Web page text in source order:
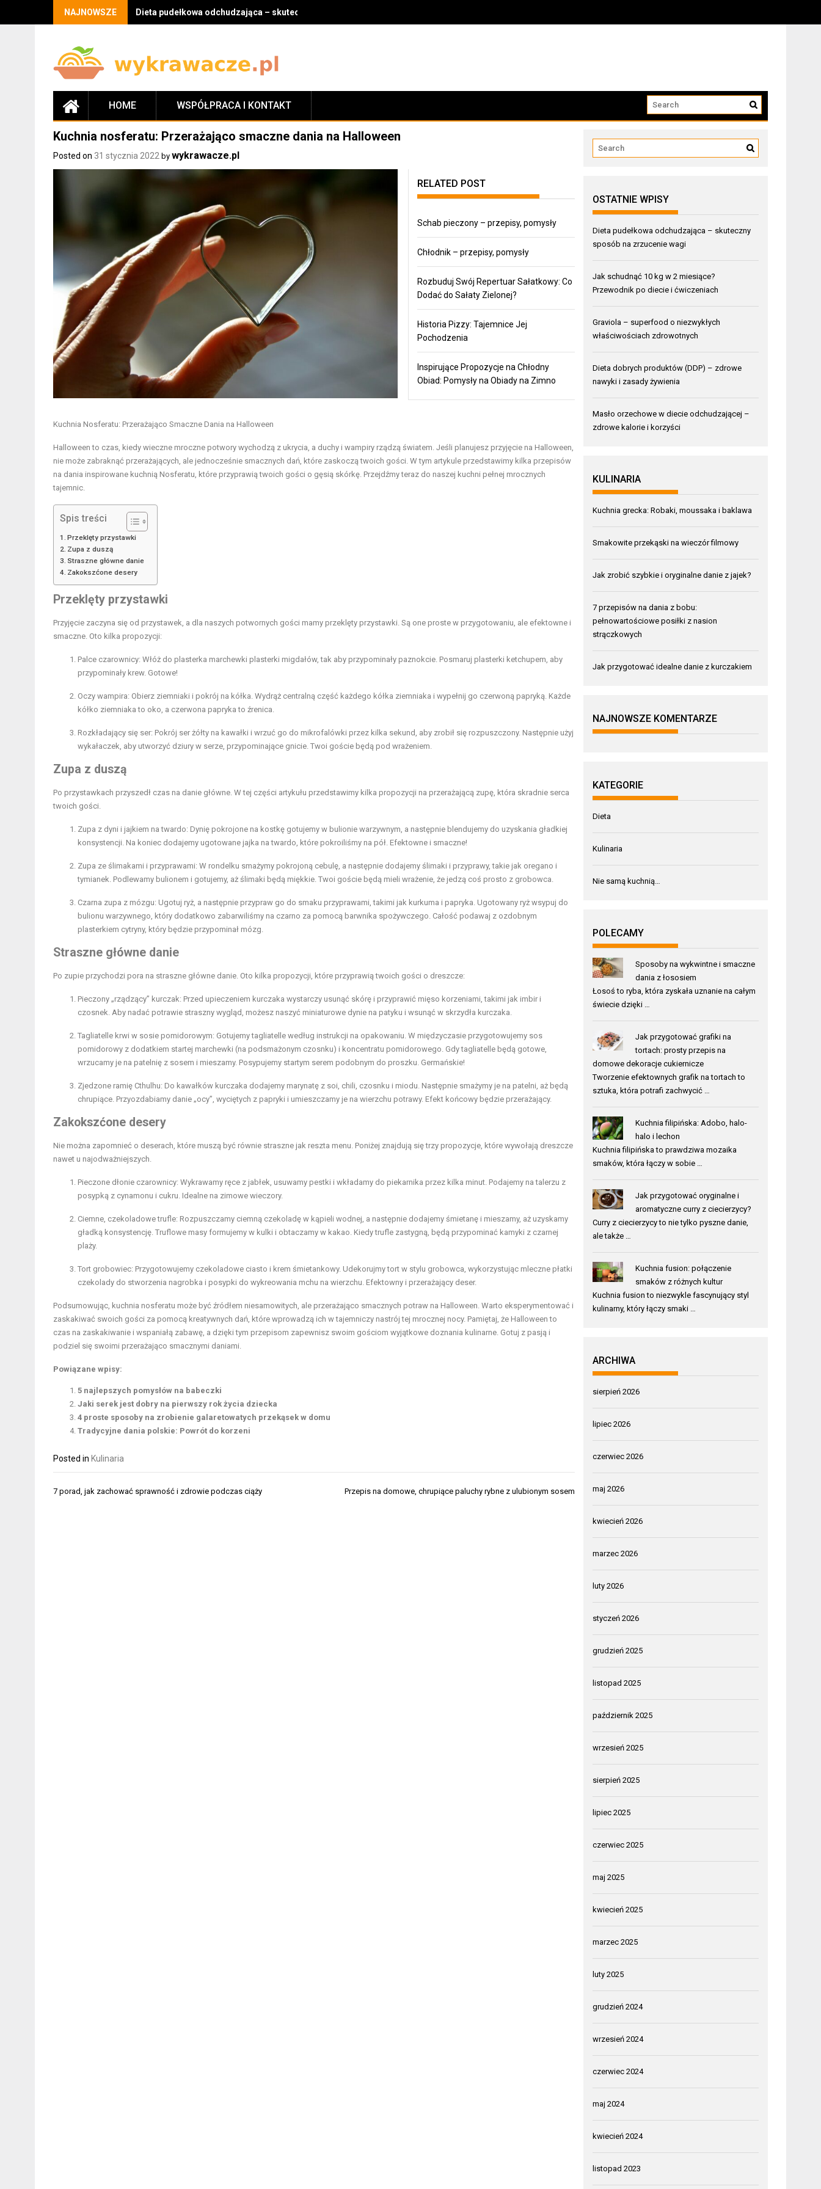
NAJNOWSZE Dieta pudełkowa odchudzająca – skuteczny sposób na zrzucenie wagi
HOME WSPÓŁPRACA I KONTAKT
Kuchnia nosferatu: Przerażająco smaczne dania na Halloween
Posted on 31 stycznia 2022 by wykrawacze.pl
RELATED POST
Schab pieczony – przepisy, pomysły
Chłodnik – przepisy, pomysły
Rozbuduj Swój Repertuar Sałatkowy: Co
Dodać do Sałaty Zielonej?
Historia Pizzy: Tajemnice Jej
Pochodzenia
Inspirujące Propozycje na Chłodny
Obiad: Pomysły na Obiady na Zimno
Kuchnia Nosferatu: Przerażająco Smaczne Dania na Halloween
Halloween to czas, kiedy wieczne mroczne potwory wychodzą z ukrycia, a duchy i wampiry rządzą światem. Jeśli planujesz przyjęcie na Halloween,
nie może zabraknąć przerażających, ale jednocześnie smacznych dań, które zaskoczą twoich gości. W tym artykule przedstawimy kilka przepisów
na dania inspirowane kuchnią Nosferatu, które przyprawią twoich gości o gęsią skórkę. Przejdźmy teraz do naszej kuchni pełnej mrocznych
tajemnic.
Spis treści
Przeklęty przystawki
Zupa z duszą
Straszne główne danie
Zakokszćone desery
Przeklęty przystawki
Przyjęcie zaczyna się od przystawek, a dla naszych potwornych gości mamy przeklęty przystawki. Są one proste w przygotowaniu, ale efektowne i
smaczne. Oto kilka propozycji:
Palce czarownicy: Włóż do plasterka marchewki plasterki migdałów, tak aby przypominały paznokcie. Posmaruj plasterki ketchupem, aby
przypominały krew. Gotowe!
Oczy wampira: Obierz ziemniaki i pokrój na kółka. Wydrąż centralną część każdego kółka ziemniaka i wypełnij go czerwoną papryką. Każde
kółko ziemniaka to oko, a czerwona papryka to źrenica.
Rozkładający się ser: Pokrój ser żółty na kawałki i wrzuć go do mikrofalówki przez kilka sekund, aby zrobił się rozpuszczony. Następnie użyj
wykałaczek, aby utworzyć dziury w serze, przypominające gnicie. Twoi goście będą pod wrażeniem.
Zupa z duszą
Po przystawkach przyszedł czas na danie główne. W tej części artykułu przedstawimy kilka propozycji na przerażającą zupę, która skradnie serca
twoich gości.
Zupa z dyni i jajkiem na twardo: Dynię pokrojone na kostkę gotujemy w bulionie warzywnym, a następnie blendujemy do uzyskania gładkiej
konsystencji. Na koniec dodajemy ugotowane jajka na twardo, które pokroiliśmy na pół. Efektowne i smaczne!
Zupa ze ślimakami i przyprawami: W rondelku smażymy pokrojoną cebulę, a następnie dodajemy ślimaki i przyprawy, takie jak oregano i
tymianek. Podlewamy bulionem i gotujemy, aż ślimaki będą miękkie. Twoi goście będą mieli wrażenie, że jedzą coś prosto z grobowca.
Czarna zupa z mózgu: Ugotuj ryż, a następnie przypraw go do smaku przyprawami, takimi jak kurkuma i papryka. Ugotowany ryż wsypuj do
bulionu warzywnego, który dodatkowo zabarwiliśmy na czarno za pomocą barwnika spożywczego. Całość podawaj z ozdobnym
plasterkiem cytryny, który będzie przypominał mózg.
Straszne główne danie
Po zupie przychodzi pora na straszne główne danie. Oto kilka propozycji, które przyprawią twoich gości o dreszcze:
Pieczony „rządzący” kurczak: Przed upieczeniem kurczaka wystarczy usunąć skórę i przyprawić mięso korzeniami, takimi jak imbir i
czosnek. Aby nadać potrawie straszny wygląd, możesz naszyć miniaturowe dynie na patyku i wsunąć w skrzydła kurczaka.
Tagliatelle krwi w sosie pomidorowym: Gotujemy tagliatelle według instrukcji na opakowaniu. W międzyczasie przygotowujemy sos
pomidorowy z dodatkiem startej marchewki (na podsmażonym czosnku) i koncentratu pomidorowego. Gdy tagliatelle będą gotowe,
wrzucamy je na patelnię z sosem i mieszamy. Posypujemy startym serem podobnym do proszku. Germańskie!
Zjedzone ramię Cthulhu: Do kawałków kurczaka dodajemy marynatę z soi, chili, czosnku i miodu. Następnie smażymy je na patelni, aż będą
chrupiące. Przyozdabiamy danie „ocy”, wyciętych z papryki i umieszczamy je na wierzchu potrawy. Efekt końcowy będzie przerażający.
Zakokszćone desery
Nie można zapomnieć o deserach, które muszą być równie straszne jak reszta menu. Poniżej znajdują się trzy propozycje, które wywołają dreszcze
nawet u najodważniejszych.
Pieczone dłonie czarownicy: Wykrawamy ręce z jabłek, usuwamy pestki i wkładamy do piekarnika przez kilka minut. Podajemy na talerzu z
posypką z cynamonu i cukru. Idealne na zimowe wieczory.
Ciemne, czekoladowe trufle: Rozpuszczamy ciemną czekoladę w kąpieli wodnej, a następnie dodajemy śmietanę i mieszamy, aż uzyskamy
gładką konsystencję. Truflowe masy formujemy w kulki i obtaczamy w kakao. Kiedy trufle zastygną, będą przypominać kamyki z czarnej
plaży.
Tort grobowiec: Przygotowujemy czekoladowe ciasto i krem śmietankowy. Udekorujmy tort w stylu grobowca, wykorzystując mleczne płatki
czekolady do stworzenia nagrobka i posypki do wykreowania mchu na wierzchu. Efektowny i przerażający deser.
Podsumowując, kuchnia nosferatu może być źródłem niesamowitych, ale przerażająco smacznych potraw na Halloween. Warto eksperymentować i
zaskakiwać swoich gości za pomocą kreatywnych dań, które wprowadzą ich w tajemniczy nastrój tej mrocznej nocy. Pamiętaj, że Halloween to
czas na zaskakiwanie i wspaniałą zabawę, a dzięki tym przepisom zapewnisz swoim gościom wyjątkowe doznania kulinarne. Gotuj z pasją i
podziel się swoimi przerażająco smacznymi daniami.
Powiązane wpisy:
5 najlepszych pomysłów na babeczki
Jaki serek jest dobry na pierwszy rok życia dziecka
4 proste sposoby na zrobienie galaretowatych przekąsek w domu
Tradycyjne dania polskie: Powrót do korzeni
Posted in Kulinaria
Nawigacja
7 porad, jak zachować sprawność i zdrowie podczas ciąży Przepis na domowe, chrupiące paluchy rybne z ulubionym sosem
OSTATNIE WPISY
Dieta pudełkowa odchudzająca – skuteczny
sposób na zrzucenie wagi
Jak schudnąć 10 kg w 2 miesiące?
Przewodnik po diecie i ćwiczeniach
Graviola – superfood o niezwykłych
właściwościach zdrowotnych
Dieta dobrych produktów (DDP) – zdrowe
nawyki i zasady żywienia
Masło orzechowe w diecie odchudzającej –
zdrowe kalorie i korzyści
KULINARIA
Kuchnia grecka: Robaki, moussaka i baklawa
Smakowite przekąski na wieczór filmowy
Jak zrobić szybkie i oryginalne danie z jajek?
7 przepisów na dania z bobu:
pełnowartościowe posiłki z nasion
strączkowych
Jak przygotować idealne danie z kurczakiem
NAJNOWSZE KOMENTARZE
KATEGORIE
Dieta
Kulinaria
Nie samą kuchnią…
POLECAMY
Sposoby na wykwintne i smaczne
dania z łososiem
Łosoś to ryba, która zyskała uznanie na całym
świecie dzięki …
Jak przygotować grafiki na
tortach: prosty przepis na
domowe dekoracje cukiernicze
Tworzenie efektownych grafik na tortach to
sztuka, która potrafi zachwycić …
Kuchnia filipińska: Adobo, halo-
halo i lechon
Kuchnia filipińska to prawdziwa mozaika
smaków, która łączy w sobie …
Jak przygotować oryginalne i
aromatyczne curry z ciecierzycy?
Curry z ciecierzycy to nie tylko pyszne danie,
ale także …
Kuchnia fusion: połączenie
smaków z różnych kultur
Kuchnia fusion to niezwykle fascynujący styl
kulinarny, który łączy smaki …
ARCHIWA
sierpień 2026
lipiec 2026
czerwiec 2026
maj 2026
kwiecień 2026
marzec 2026
luty 2026
styczeń 2026
grudzień 2025
listopad 2025
październik 2025
wrzesień 2025
sierpień 2025
lipiec 2025
czerwiec 2025
maj 2025
kwiecień 2025
marzec 2025
luty 2025
grudzień 2024
wrzesień 2024
czerwiec 2024
maj 2024
kwiecień 2024
listopad 2023